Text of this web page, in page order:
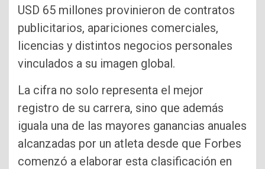
USD 65 millones provinieron de contratos
publicitarios, apariciones comerciales,
licencias y distintos negocios personales
vinculados a su imagen global.
La cifra no solo representa el mejor
registro de su carrera, sino que además
iguala una de las mayores ganancias anuales
alcanzadas por un atleta desde que Forbes
comenzó a elaborar esta clasificación en